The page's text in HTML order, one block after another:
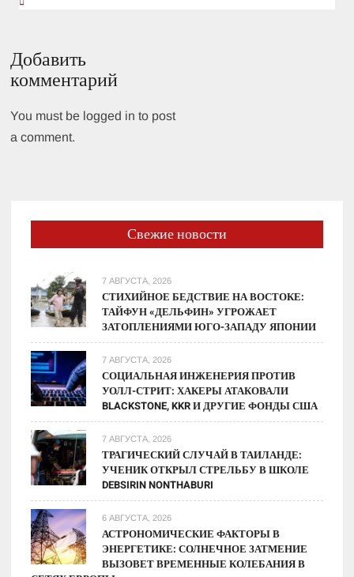
Добавить
комментарий
You must be logged in to post
a comment.
Свежие новости
7 АВГУСТА, 2026
СТИХИЙНОЕ БЕДСТВИЕ НА ВОСТОКЕ:
ТАЙФУН «ДЕЛЬФИН» УГРОЖАЕТ
ЗАТОПЛЕНИЯМИ ЮГО-ЗАПАДУ ЯПОНИИ
7 АВГУСТА, 2026
СОЦИАЛЬНАЯ ИНЖЕНЕРИЯ ПРОТИВ
УОЛЛ-СТРИТ: ХАКЕРЫ АТАКОВАЛИ
BLACKSTONE, KKR И ДРУГИЕ ФОНДЫ США
7 АВГУСТА, 2026
ТРАГИЧЕСКИЙ СЛУЧАЙ В ТАИЛАНДЕ:
УЧЕНИК ОТКРЫЛ СТРЕЛЬБУ В ШКОЛЕ
DEBSIRIN NONTHABURI
6 АВГУСТА, 2026
АСТРОНОМИЧЕСКИЕ ФАКТОРЫ В
ЭНЕРГЕТИКЕ: СОЛНЕЧНОЕ ЗАТМЕНИЕ
ВЫЗОВЕТ ВРЕМЕННЫЕ КОЛЕБАНИЯ В